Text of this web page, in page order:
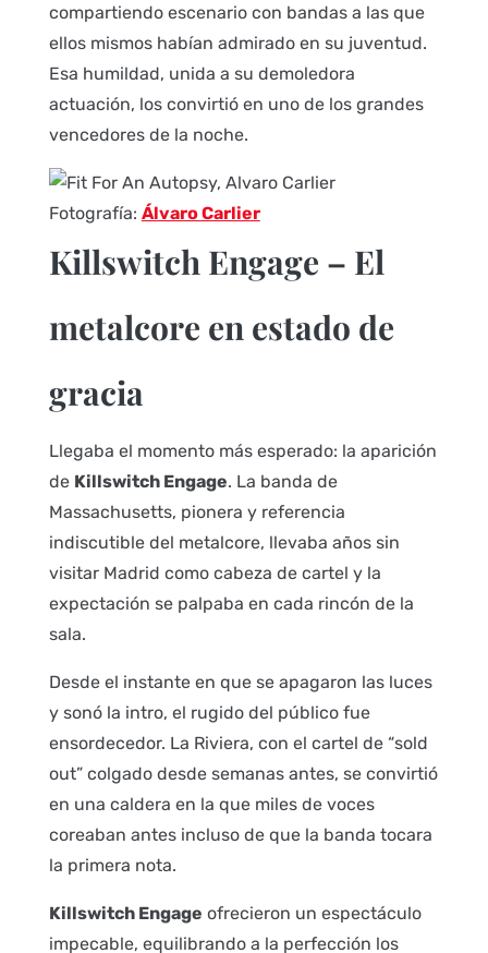
compartiendo escenario con bandas a las que
ellos mismos habían admirado en su juventud.
Esa humildad, unida a su demoledora
actuación, los convirtió en uno de los grandes
vencedores de la noche.
Fotografía: Álvaro Carlier
Killswitch Engage – El
metalcore en estado de
gracia
Llegaba el momento más esperado: la aparición
de Killswitch Engage. La banda de
Massachusetts, pionera y referencia
indiscutible del metalcore, llevaba años sin
visitar Madrid como cabeza de cartel y la
expectación se palpaba en cada rincón de la
sala.
Desde el instante en que se apagaron las luces
y sonó la intro, el rugido del público fue
ensordecedor. La Riviera, con el cartel de “sold
out” colgado desde semanas antes, se convirtió
en una caldera en la que miles de voces
coreaban antes incluso de que la banda tocara
la primera nota.
Killswitch Engage ofrecieron un espectáculo
impecable, equilibrando a la perfección los